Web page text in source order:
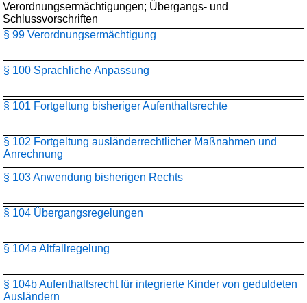
Verordnungsermächtigungen; Übergangs- und
Schlussvorschriften
§ 99 Verordnungsermächtigung
§ 100 Sprachliche Anpassung
§ 101 Fortgeltung bisheriger Aufenthaltsrechte
§ 102 Fortgeltung ausländerrechtlicher Maßnahmen und
Anrechnung
§ 103 Anwendung bisherigen Rechts
§ 104 Übergangsregelungen
§ 104a Altfallregelung
§ 104b Aufenthaltsrecht für integrierte Kinder von geduldeten
Ausländern